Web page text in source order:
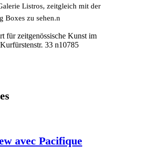
Listros, zeitgleich mit der
Boxes zu sehen.n
für zeitgenössische Kunst im
33 n10785
avec Pacifique